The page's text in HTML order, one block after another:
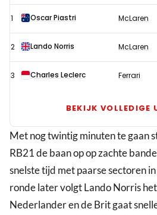
en
McLaren
delen
slaag
Verstappen
en
co
1 Oscar Piastri McLaren
2 Lando Norris McLaren
3 Charles Leclerc Ferrari
BEKIJK VOLLEDIGE
Met nog twintig minuten te gaan
RB21 de baan op op zachte
snelste tijd met paarse sectoren
ronde later volgt Lando Norris
Nederlander en de Brit gaat